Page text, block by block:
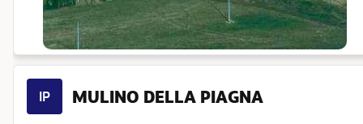
IP MULINO DELLA PIAGNA